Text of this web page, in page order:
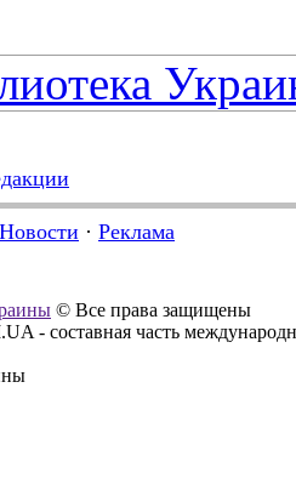
Новости · Реклама
© Все права защищены
- составная часть